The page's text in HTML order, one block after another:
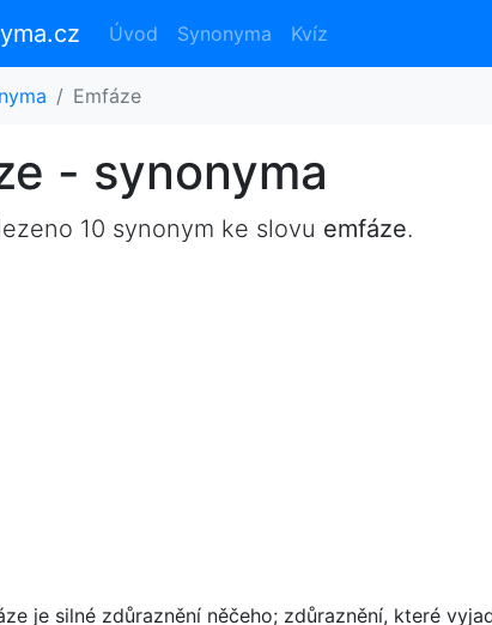
Úvod Synonyma Kvíz
Emfáze
- synonyma
10 synonym ke slovu emfáze.
je silné zdůraznění něčeho; zdůraznění, které